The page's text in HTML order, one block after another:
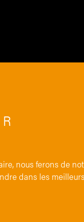
nous ferons de
dans les meilleurs